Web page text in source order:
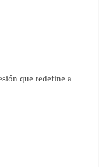
que redefine a